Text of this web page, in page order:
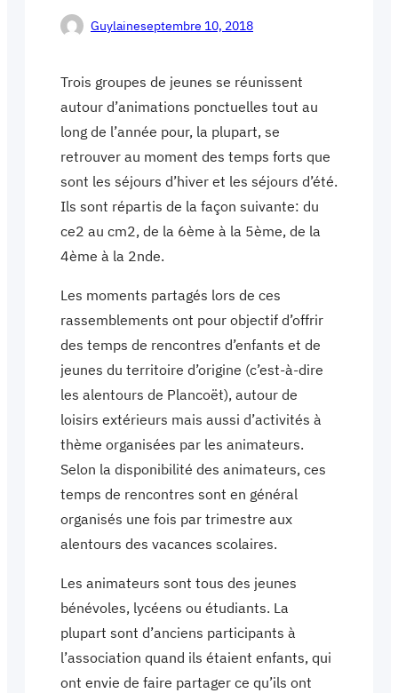
Guylaineseptembre 10, 2018
Trois groupes de jeunes se réunissent
autour d’animations ponctuelles tout au
long de l’année pour, la plupart, se
retrouver au moment des temps forts que
sont les séjours d’hiver et les séjours d’été.
Ils sont répartis de la façon suivante: du
ce2 au cm2, de la 6ème à la 5ème, de la
4ème à la 2nde.
Les moments partagés lors de ces
rassemblements ont pour objectif d’offrir
des temps de rencontres d’enfants et de
jeunes du territoire d’origine (c’est-à-dire
les alentours de Plancoët), autour de
loisirs extérieurs mais aussi d’activités à
thème organisées par les animateurs.
Selon la disponibilité des animateurs, ces
temps de rencontres sont en général
organisés une fois par trimestre aux
alentours des vacances scolaires.
Les animateurs sont tous des jeunes
bénévoles, lycéens ou étudiants. La
plupart sont d’anciens participants à
l’association quand ils étaient enfants, qui
ont envie de faire partager ce qu’ils ont